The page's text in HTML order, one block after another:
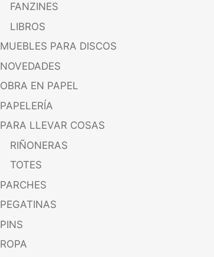
FANZINES
LIBROS
MUEBLES PARA DISCOS
NOVEDADES
OBRA EN PAPEL
PAPELERÍA
PARA LLEVAR COSAS
RIÑONERAS
TOTES
PARCHES
PEGATINAS
PINS
ROPA